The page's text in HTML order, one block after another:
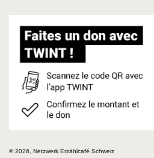
© 2026, Netzwerk Erzählcafé Schweiz